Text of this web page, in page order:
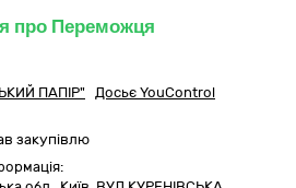
про Переможця
ПАПІР" Досьє YouControl
закупівлю